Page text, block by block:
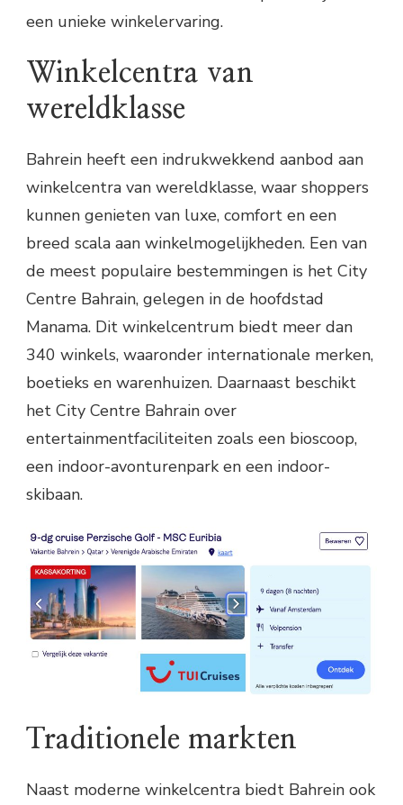
een unieke winkelervaring.
Winkelcentra van
wereldklasse
Bahrein heeft een indrukwekkend aanbod aan
winkelcentra van wereldklasse, waar shoppers
kunnen genieten van luxe, comfort en een
breed scala aan winkelmogelijkheden. Een van
de meest populaire bestemmingen is het City
Centre Bahrain, gelegen in de hoofdstad
Manama. Dit winkelcentrum biedt meer dan
340 winkels, waaronder internationale merken,
boetieks en warenhuizen. Daarnaast beschikt
het City Centre Bahrain over
entertainmentfaciliteiten zoals een bioscoop,
een indoor-avonturenpark en een indoor-
skibaan.
Traditionele markten
Naast moderne winkelcentra biedt Bahrein ook